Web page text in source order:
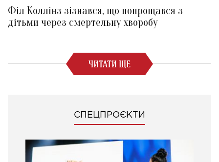
Філ Коллінз зізнався, що попрощався з
дітьми через смертельну хворобу
ЧИТАТИ ЩЕ
СПЕЦПРОЄКТИ